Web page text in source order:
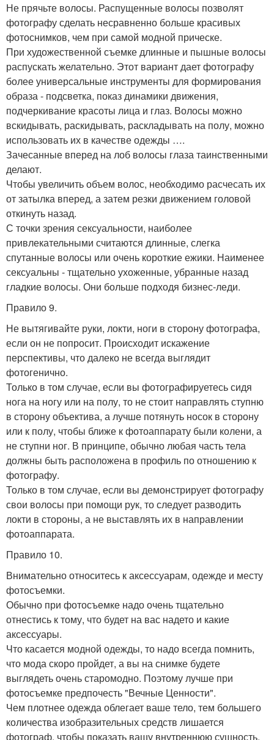
Не прячьте волосы. Распущенные волосы позволят
фотографу сделать несравненно больше красивых
фотоснимков, чем при самой модной прическе.
При художественной съемке длинные и пышные волосы
распускать желательно. Этот вариант дает фотографу
более универсальные инструменты для формирования
образа - подсветка, показ динамики движения,
подчеркивание красоты лица и глаз. Волосы можно
вскидывать, раскидывать, раскладывать на полу, можно
использовать их в качестве одежды ….
Зачесанные вперед на лоб волосы глаза таинственными
делают.
Чтобы увеличить объем волос, необходимо расчесать их
от затылка вперед, а затем резки движением головой
откинуть назад.
С точки зрения сексуальности, наиболее
привлекательными считаются длинные, слегка
спутанные волосы или очень короткие ежики. Наименее
сексуальны - тщательно ухоженные, убранные назад
гладкие волосы. Они больше подходя бизнес-леди.
Правило 9.
Не вытягивайте руки, локти, ноги в сторону фотографа,
если он не попросит. Происходит искажение
перспективы, что далеко не всегда выглядит
фотогенично.
Только в том случае, если вы фотографируетесь сидя
нога на ногу или на полу, то не стоит направлять ступню
в сторону объектива, а лучше потянуть носок в сторону
или к полу, чтобы ближе к фотоаппарату были колени, а
не ступни ног. В принципе, обычно любая часть тела
должны быть расположена в профиль по отношению к
фотографу.
Только в том случае, если вы демонстрирует фотографу
свои волосы при помощи рук, то следует разводить
локти в стороны, а не выставлять их в направлении
фотоаппарата.
Правило 10.
Внимательно относитесь к аксессуарам, одежде и месту
фотосъемки.
Обычно при фотосъемке надо очень тщательно
отнестись к тому, что будет на вас надето и какие
аксессуары.
Что касается модной одежды, то надо всегда помнить,
что мода скоро пройдет, а вы на снимке будете
выглядеть очень старомодно. Поэтому лучше при
фотосъемке предпочесть "Вечные Ценности".
Чем плотнее одежда облегает ваше тело, тем большего
количества изобразительных средств лишается
фотограф, чтобы показать вашу внутреннюю сущность.